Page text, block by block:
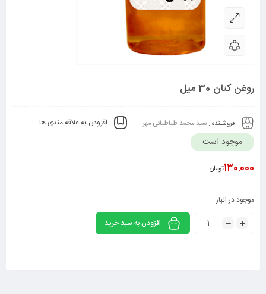
روغن کتان 30 میل
فروشـنده : سید محمد طباطبائی مهر افزودن به علاقه مندی ها
موجود است
130.000تومان
موجود در انبار
افزودن به سبد خرید